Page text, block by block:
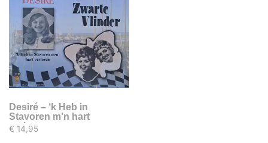
Desiré – ‘k Heb in
Stavoren m’n hart
verloren
€ 14,95